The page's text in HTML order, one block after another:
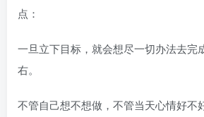
点：
一旦立下目标，就会想尽一切办法去完
右。
不管自己想不想做，不管当天心情好不